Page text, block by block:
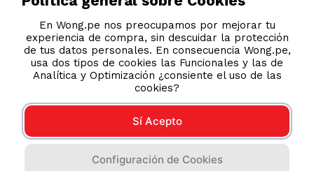
En Wong.pe nos preocupamos por mejorar tu
experiencia de compra, sin descuidar la protección
de tus datos personales. En consecuencia Wong.pe,
usa dos tipos de cookies las Funcionales y las de
Analítica y Optimización ¿consiente el uso de las
cookies?
Sí Acepto
Configuración de Cookies